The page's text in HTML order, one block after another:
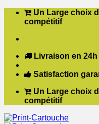
Passer Un Large choix
compétitif
Livraison en 24h
Satisfaction
Un Large choix
compétitif